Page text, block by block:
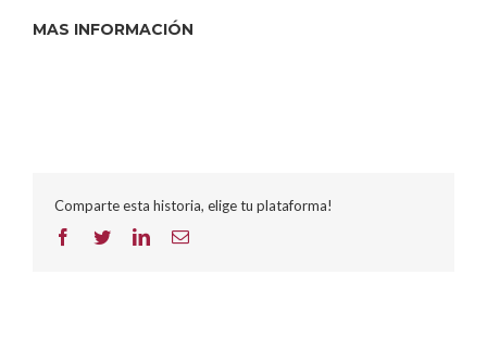
MAS INFORMACIÓN
Comparte esta historia, elige tu plataforma!
Facebook
TwitterLinkedInCorreo